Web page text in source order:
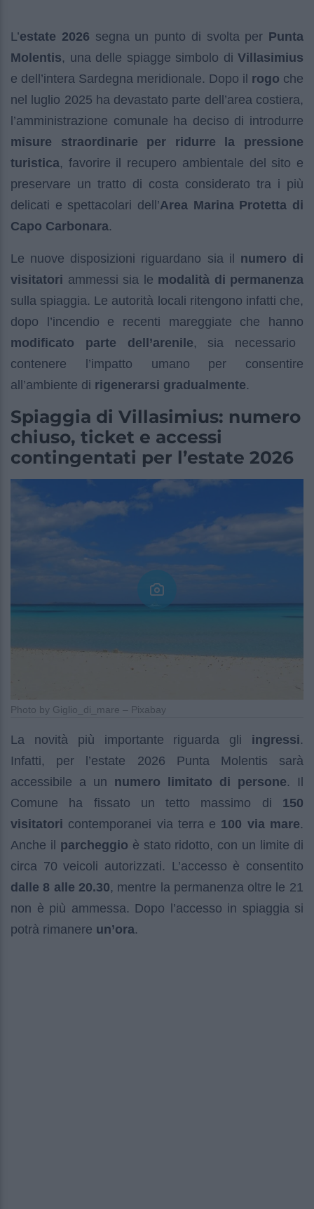
L’estate 2026 segna un punto di svolta per Punta
Molentis, una delle spiagge simbolo di Villasimius
e dell’intera Sardegna meridionale. Dopo il rogo che
nel luglio 2025 ha devastato parte dell’area costiera,
l’amministrazione comunale ha deciso di introdurre
misure straordinarie per ridurre la pressione
turistica, favorire il recupero ambientale del sito e
preservare un tratto di costa considerato tra i più
delicati e spettacolari dell’Area Marina Protetta di
Capo Carbonara.
Le nuove disposizioni riguardano sia il numero di
visitatori ammessi sia le modalità di permanenza
sulla spiaggia. Le autorità locali ritengono infatti che,
dopo l’incendio e recenti mareggiate che hanno
modificato parte dell’arenile, sia necessario
contenere l’impatto umano per consentire
all’ambiente di rigenerarsi gradualmente.
Spiaggia di Villasimius: numero
chiuso, ticket e accessi
contingentati per l’estate 2026
Photo by Giglio_di_mare – Pixabay
La novità più importante riguarda gli ingressi.
Infatti, per l’estate 2026 Punta Molentis sarà
accessibile a un numero limitato di persone. Il
Comune ha fissato un tetto massimo di 150
visitatori contemporanei via terra e 100 via mare.
Anche il parcheggio è stato ridotto, con un limite di
circa 70 veicoli autorizzati. L’accesso è consentito
dalle 8 alle 20.30, mentre la permanenza oltre le 21
non è più ammessa. Dopo l’accesso in spiaggia si
potrà rimanere un’ora.